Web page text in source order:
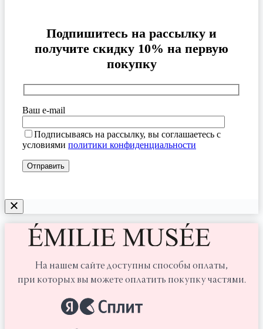
Подпишитесь на рассылку и
получите скидку 10% на первую
покупку
Ваш e-mail
Подписываясь на рассылку, вы соглашаетесь с
условиями политики конфиденциальности
На нашем сайте доступны способы оплаты,
при которых вы можете оплатить покупку частями.